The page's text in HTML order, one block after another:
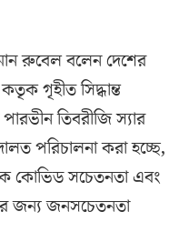
রুবেল বলেন দেশের
গৃহীত সিদ্ধান্ত
তিবরীজি স্যার
পরিচালনা করা হচ্ছে,
কোভিড সচেতনতা এবং
জন্য জনসচেতনতা